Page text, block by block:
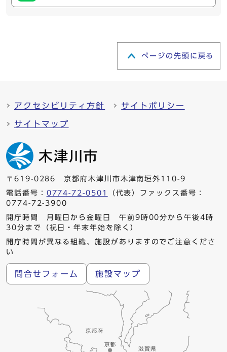
ページの先頭に戻る
アクセシビリティ方針 サイトポリシー
サイトマップ
〒619-0286 京都府木津川市木津南垣外110-9
電話番号： 0774-72-0501
（代表）ファックス番号：
0774-72-3900
開庁時間 月曜日から金曜日 午前9時00分から午後4時
30分まで（祝日・年末年始を除く）
開庁時間が異なる組織、施設がありますのでご注意くださ
い
問合せフォーム 施設マップ